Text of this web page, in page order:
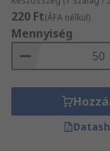
220 Ft(ÁFA nélkül)
Mennyiség